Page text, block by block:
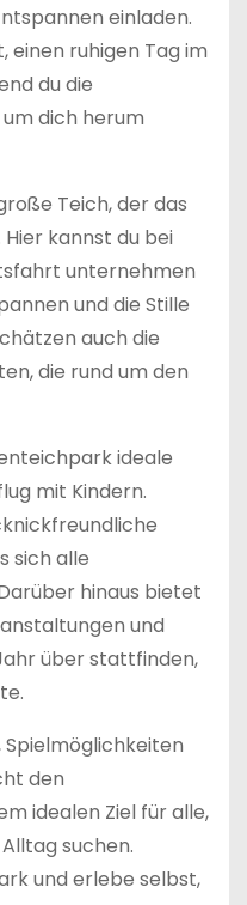
einladen.
einen ruhigen Tag im
du die
dich herum
Teich, der das
kannst du bei
unternehmen
und die Stille
auch die
die rund um den
ideale
mit Kindern.
sich alle
hinaus bietet
und
über stattfinden,
Spielmöglichkeiten
den
idealen Ziel für alle,
suchen.
und erlebe selbst,